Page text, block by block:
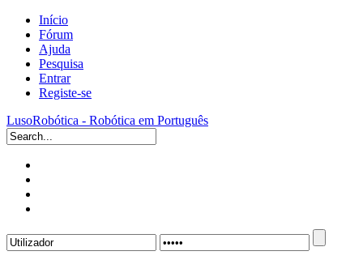
Início
Fórum
Ajuda
Pesquisa
Entrar
Registe-se
LusoRobótica - Robótica em Português